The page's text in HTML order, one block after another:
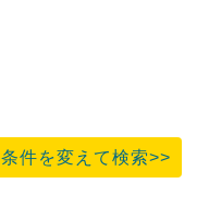
条件を変えて検索>>